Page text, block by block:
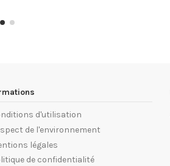
d'utilisation
de l'environnement
légales
de confidentialité